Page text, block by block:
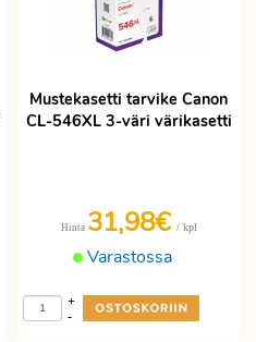
Mustekasetti tarvike Canon
CL-546XL 3-väri värikasetti
Varastossa
Hinta 31,98€ / kpl
-
+